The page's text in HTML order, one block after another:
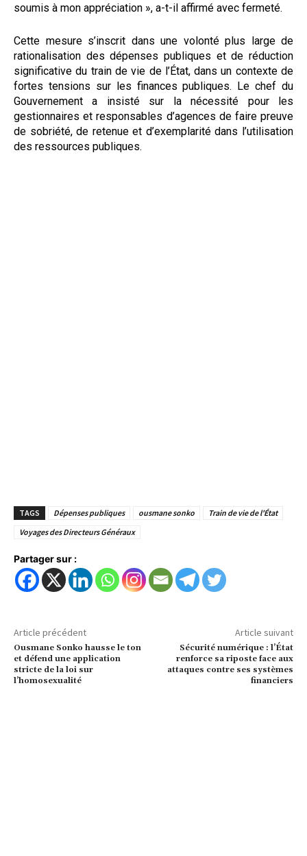
soumis à mon appréciation », a-t-il affirmé avec fermeté.
Cette mesure s’inscrit dans une volonté plus large de
rationalisation des dépenses publiques et de réduction
significative du train de vie de l’État, dans un contexte de
fortes tensions sur les finances publiques. Le chef du
Gouvernement a insisté sur la nécessité pour les
gestionnaires et responsables d’agences de faire preuve
de sobriété, de retenue et d’exemplarité dans l’utilisation
des ressources publiques.
TAGS Dépenses publiques ousmane sonko
Train de vie de l'État
Voyages des Directeurs Généraux
Partager sur :
Article précédent
Ousmane Sonko hausse le ton
et défend une application
stricte de la loi sur
l’homosexualité
Article suivant
Sécurité numérique : l’État
renforce sa riposte face aux
attaques contre ses systèmes
financiers